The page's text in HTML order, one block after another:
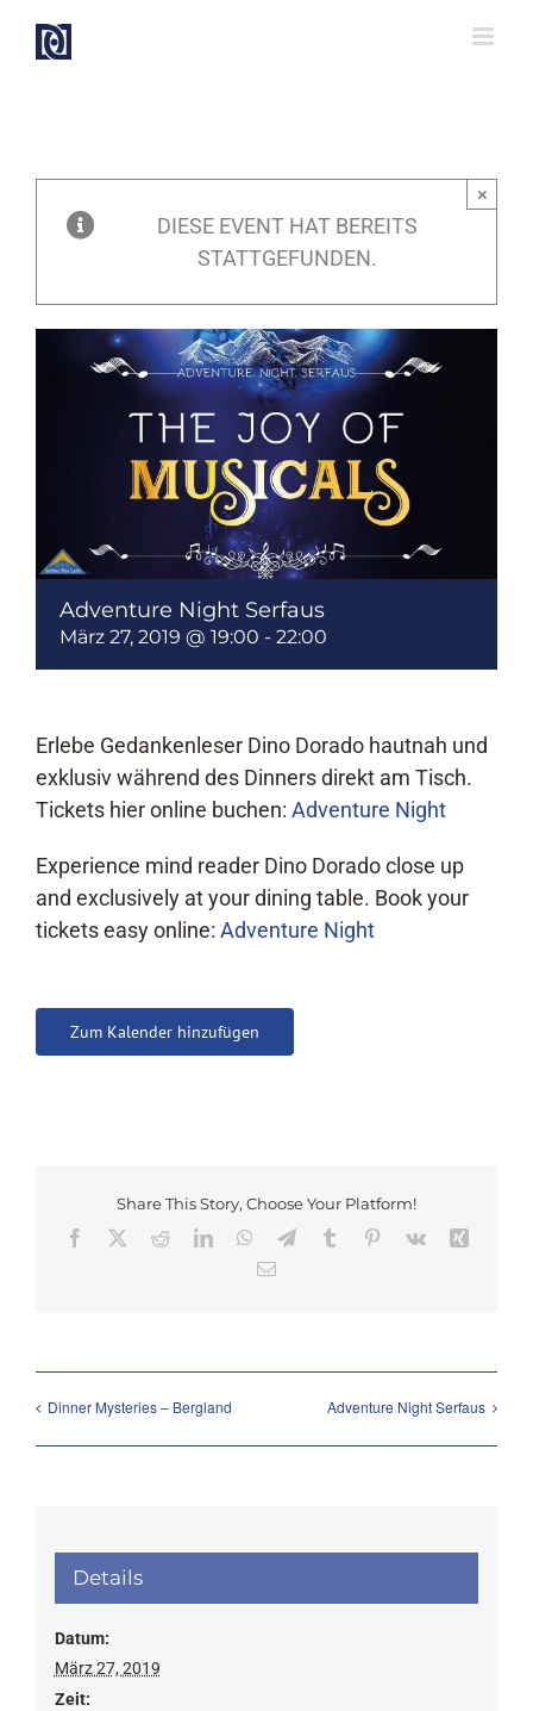
Inhalt
DIESE EVENT HAT BEREITS
STATTGEFUNDEN.
×
Adventure Night Serfaus
März 27, 2019 @ 19:00 - 22:00
Erlebe Gedankenleser Dino Dorado hautnah und
exklusiv während des Dinners direkt am Tisch.
Tickets hier online buchen: Adventure Night
Experience mind reader Dino Dorado close up
and exclusively at your dining table. Book your
tickets easy online: Adventure Night
Zum Kalender hinzufügen
Share This Story, Choose Your Platform!
Facebook
RedditLinkedInWhatsApp
TelegramTumblr Pinterest
Vk
Email
Dinner Mysteries – Bergland Adventure Night Serfaus
Details
Datum:
März 27, 2019
Zeit: